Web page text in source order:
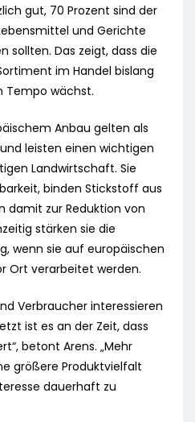
gut, 70 Prozent sind der
und Gerichte
sollten. Das zeigt, dass die
im Handel bislang
Tempo wächst.
Anbau gelten als
leisten einen wichtigen
Landwirtschaft. Sie
binden Stickstoff aus
damit zur Reduktion von
stärken sie die
wenn sie auf europäischen
Ort verarbeitet werden.
Verbraucher interessieren
ist es an der Zeit, dass
betont Arens. „Mehr
größere Produktvielfalt
dauerhaft zu